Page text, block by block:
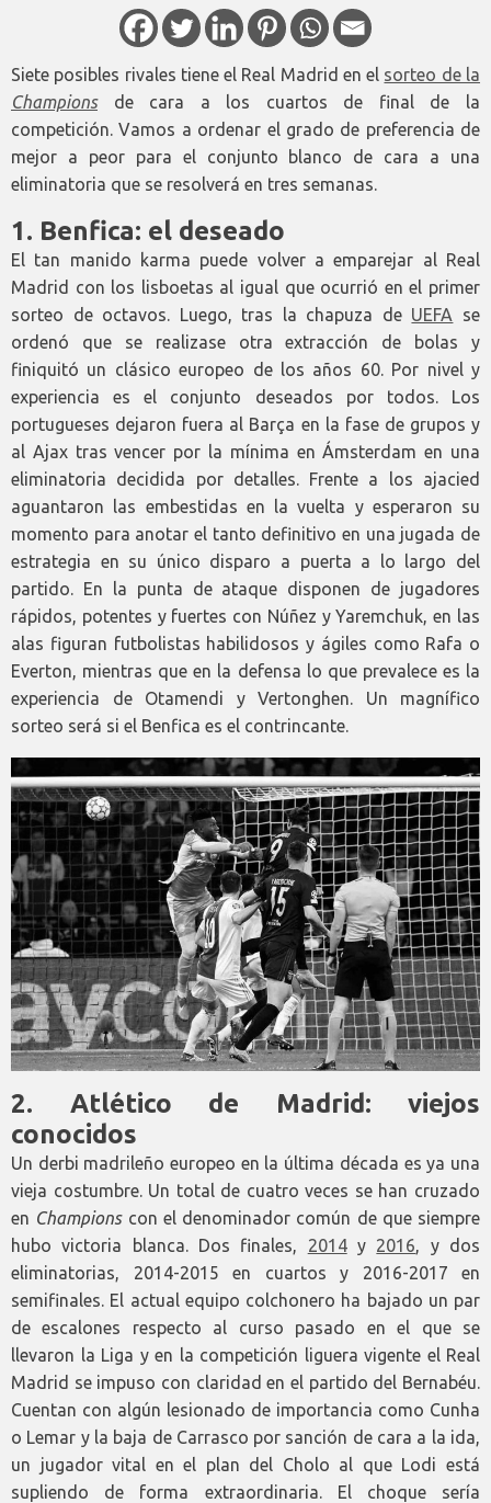
Siete posibles rivales tiene el Real Madrid en el sorteo de la
Championsde cara a los cuartos de final de la
competición. Vamos a ordenar el grado de preferencia de
mejor a peor para el conjunto blanco de cara a una
eliminatoria que se resolverá en tres semanas.
1. Benfica: el deseado
El tan manido karma puede volver a emparejar al Real
Madrid con los lisboetas al igual que ocurrió en el primer
sorteo de octavos. Luego, tras la chapuza de UEFA se
ordenó que se realizase otra extracción de bolas y
finiquitó un clásico europeo de los años 60. Por nivel y
experiencia es el conjunto deseados por todos. Los
portugueses dejaron fuera al Barça en la fase de grupos y
al Ajax tras vencer por la mínima en Ámsterdam en una
eliminatoria decidida por detalles. Frente a los ajacied
aguantaron las embestidas en la vuelta y esperaron su
momento para anotar el tanto definitivo en una jugada de
estrategia en su único disparo a puerta a lo largo del
partido. En la punta de ataque disponen de jugadores
rápidos, potentes y fuertes con Núñez y Yaremchuk, en las
alas figuran futbolistas habilidosos y ágiles como Rafa o
Everton, mientras que en la defensa lo que prevalece es la
experiencia de Otamendi y Vertonghen. Un magnífico
sorteo será si el Benfica es el contrincante.
2. Atlético de Madrid: viejos
conocidos
Un derbi madrileño europeo en la última década es ya una
vieja costumbre. Un total de cuatro veces se han cruzado
en Championscon el denominador común de que siempre
hubo victoria blanca. Dos finales, 2014y 2016, y dos
eliminatorias, 2014-2015 en cuartos y 2016-2017 en
semifinales. El actual equipo colchonero ha bajado un par
de escalones respecto al curso pasado en el que se
llevaron la Liga y en la competición liguera vigente el Real
Madrid se impuso con claridad en el partido del Bernabéu.
Cuentan con algún lesionado de importancia como Cunha
o Lemar y la baja de Carrasco por sanción de cara a la ida,
un jugador vital en el plan del Cholo al que Lodi está
supliendo de forma extraordinaria. El choque sería